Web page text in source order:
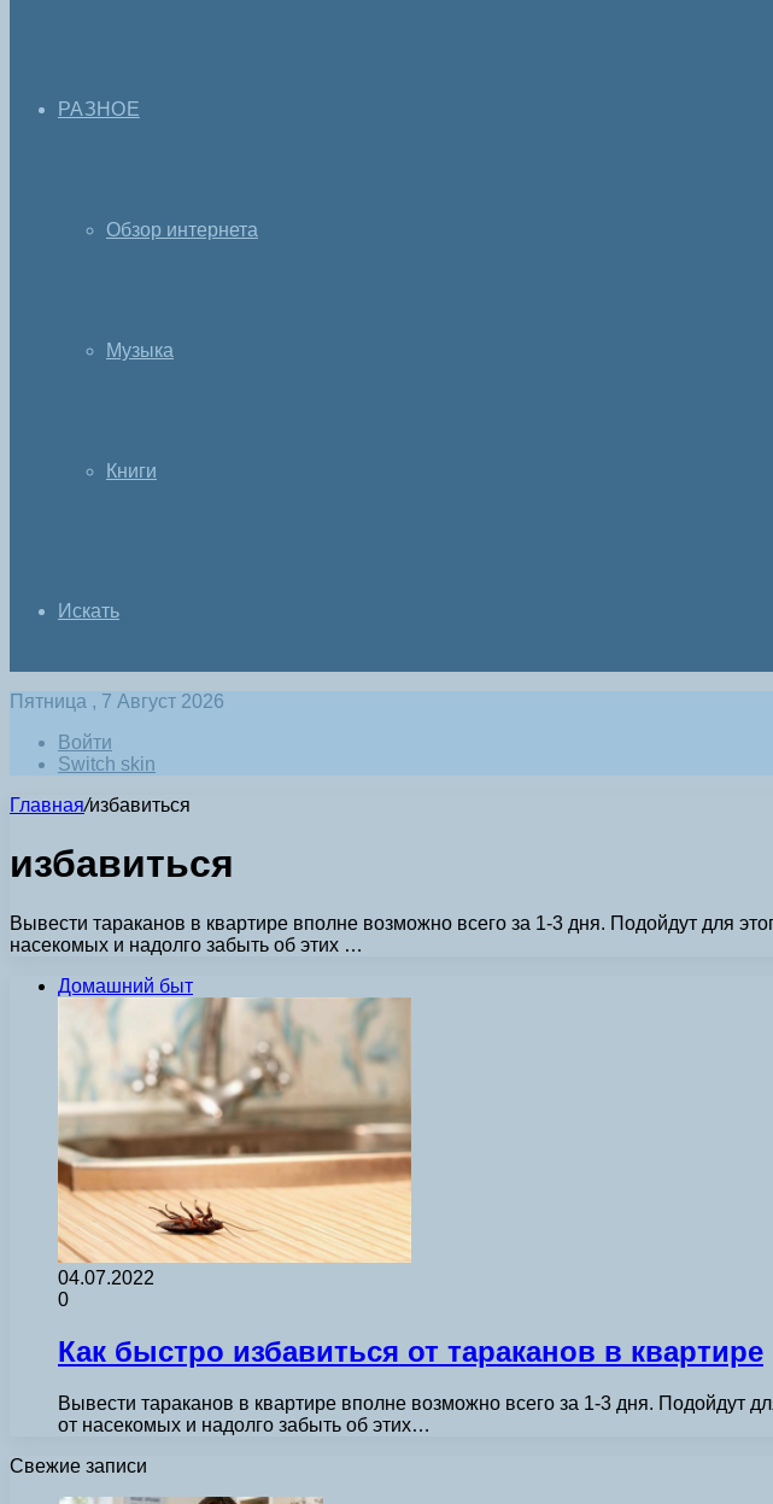
РАЗНОЕ
Обзор интернета
Музыка
Книги
Искать
Пятница , 7 Август 2026
Войти
Switch skin
Главная/избавиться
избавиться
Вывести тараканов в квартире вполне возможно всего за 1-3 дня. Подойдут для
насекомых и надолго забыть об этих …
Домашний быт
04.07.2022
0
Как быстро избавиться от тараканов в квартире
Вывести тараканов в квартире вполне возможно всего за 1-3 дня. Подойдут
от насекомых и надолго забыть об этих…
Свежие записи